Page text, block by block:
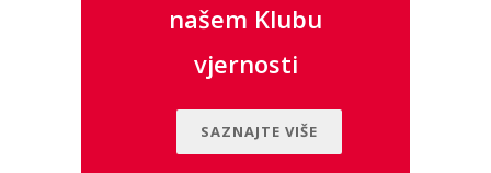
našem Klubu
vjernosti
SAZNAJTE VIŠE